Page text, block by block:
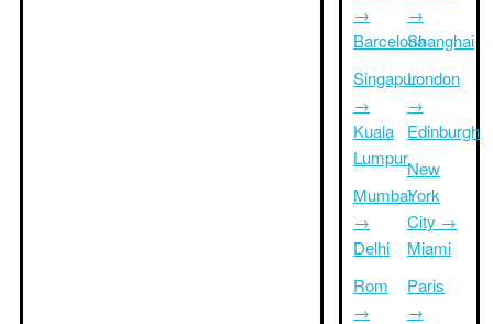
→
Barcelona
Singapur
→
Kuala
Lumpur
Mumbai
→
Delhi
Rom
→
→
Shanghai
London
→
Edinburgh
New
York
City →
Miami
Paris
→